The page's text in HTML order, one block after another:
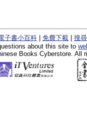
子書小百科 免費下載
搜
about this site to
Books Cyberstore. All